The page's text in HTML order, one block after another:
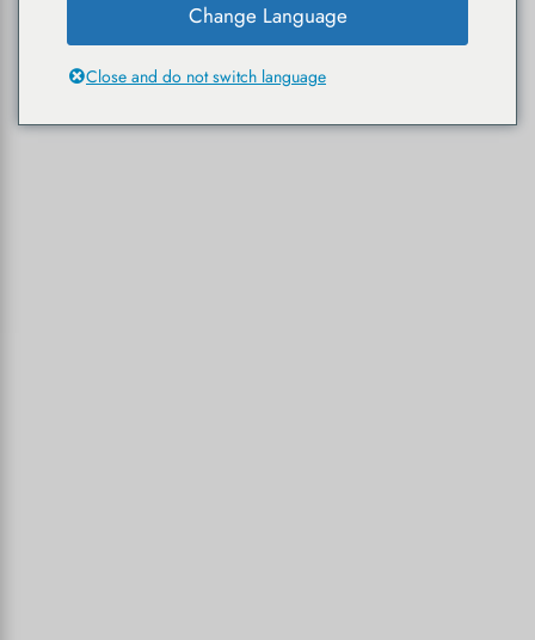
Change Language
Close and do not switch language